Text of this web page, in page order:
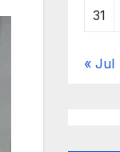
31
« Jul